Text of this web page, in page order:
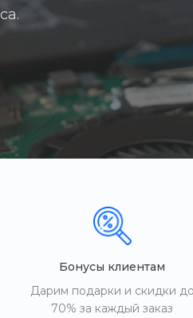
Бонусы клиентам
Дарим подарки и скидки до
70% за каждый заказ